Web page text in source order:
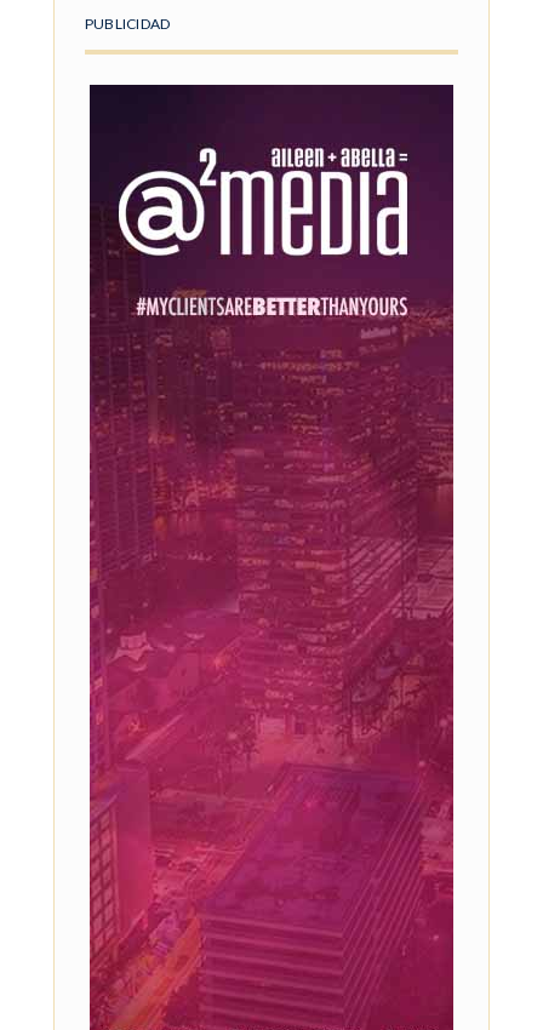
PUBLICIDAD